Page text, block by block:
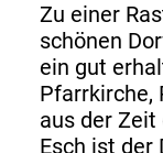
Zu einer
schönen
ein gut
Pfarrkirche,
aus der
Esch ist der